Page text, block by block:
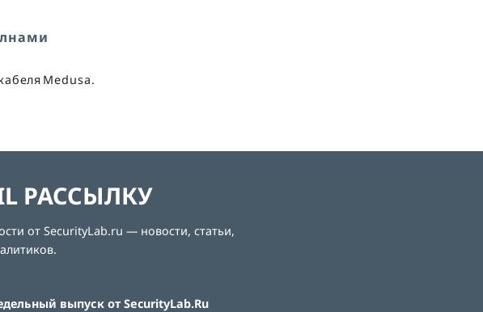
Medusa.
РАССЫЛКУ
от SecurityLab.ru — новости, статьи,
выпуск от SecurityLab.Ru